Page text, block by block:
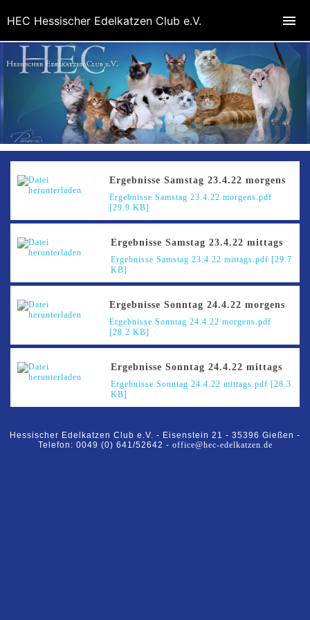
Ergebnisse Samstag 23.4.22 morgens
Ergebnisse Samstag 23.4.22 morgens.pdf
[29.9 KB]
Ergebnisse Samstag 23.4.22 mittags
Ergebnisse Samstag 23.4.22 mittags.pdf [29.7
KB]
Ergebnisse Sonntag 24.4.22 morgens
Ergebnisse Sonntag 24.4.22 morgens.pdf
[28.2 KB]
Ergebnisse Sonntag 24.4.22 mittags
Ergebnisse Sonntag 24.4.22 mittags.pdf [28.3
KB]
Hessischer Edelkatzen Club e.V. - Eisenstein 21 - 35396 Gießen -
Telefon: 0049 (0) 641/52642 - office@hec-edelkatzen.de
HEC Hessischer Edelkatzen Club e.V.